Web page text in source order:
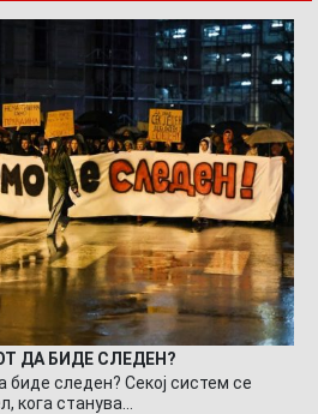
ДА БИДЕ СЛЕДЕН?
следен? Секој систем се
кога станува…